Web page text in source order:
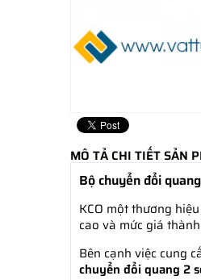
MÔ TẢ CHI TIẾT SẢN
Bộ chuyển đổi
KCO một thương
cao và mức giá
Bên cạnh việc cung
chuyển đổi quang 2